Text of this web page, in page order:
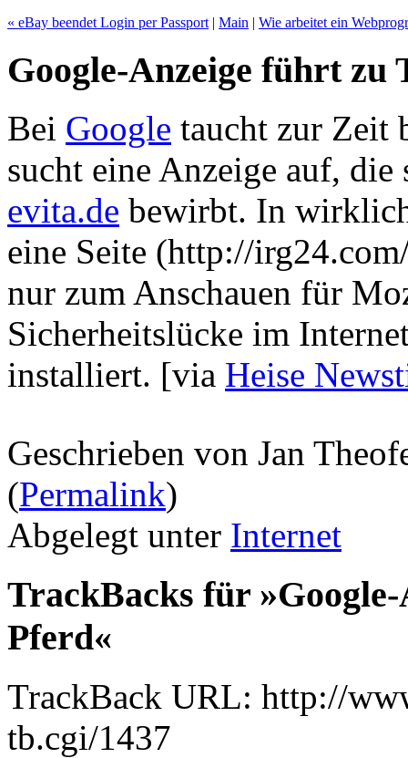
« eBay beendet Login per Passport | Main | Wie arbeitet ein
Google-Anzeige führt zu
Bei Google taucht zur Zeit
sucht eine Anzeige auf, die
evita.de bewirbt. In
eine Seite (http://
nur zum Anschauen für
Sicherheitslücke im
installiert. [via Heise
Geschrieben von Jan
(Permalink)
Abgelegt unter Internet
TrackBacks für
Pferd«
TrackBack URL: http://
tb.cgi/1437